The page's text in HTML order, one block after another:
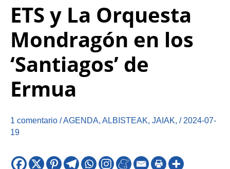
ETS y La Orquesta
Mondragón en los
‘Santiagos’ de
Ermua
1 comentario /AGENDA, ALBISTEAK, JAIAK, / 2024-07-
19